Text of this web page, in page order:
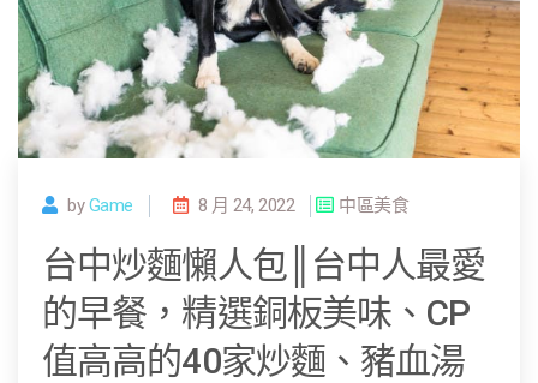
byGame 8 月 24, 2022 中區美食
台中炒麵懶人包║台中人最愛
的早餐，精選銅板美味、CP
值高高的40家炒麵、豬血湯